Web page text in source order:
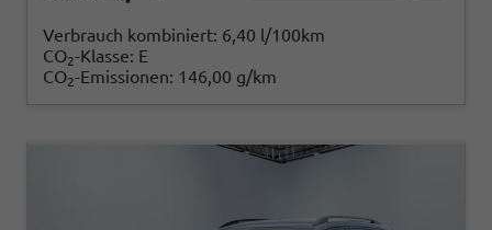
Verbrauch kombiniert: 6,40 l/100km
CO2-Klasse: E
CO2-Emissionen: 146,00 g/km